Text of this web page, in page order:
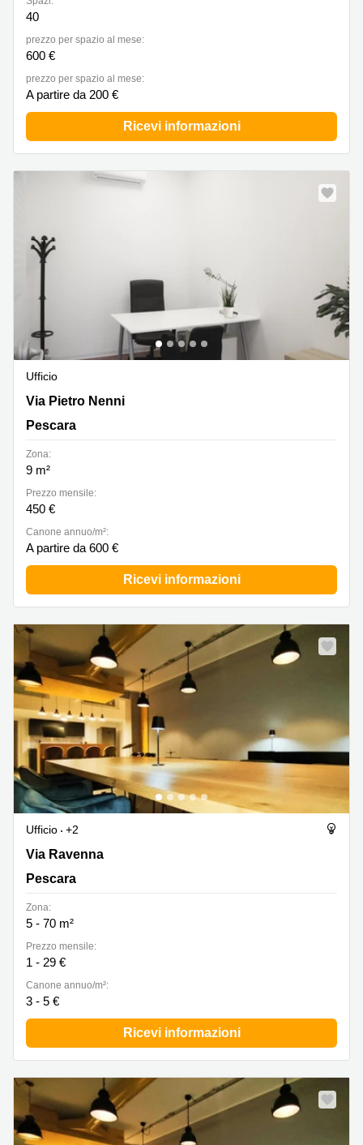
a
Firenze
Coworking
in affitto su
Via Cipro,
Brescia
Affitto
Coworking
40
prezzo per spazio al mese:
600 €
prezzo per spazio al mese:
A partire da 200 €
Ricevi informazioni
Ufficio
Via Pietro Nenni 298, Pescara
Via Pietro Nenni
Pescara
Zona:
9 m²
Prezzo mensile:
450 €
Canone annuo/m²:
A partire da 600 €
Ricevi informazioni
Ufficio
+2
Via Ravenna 107, Pescara
Via Ravenna
Pescara
Zona:
5 - 70 m²
Prezzo mensile:
1 - 29 €
Canone annuo/m²:
3 - 5 €
Ricevi informazioni